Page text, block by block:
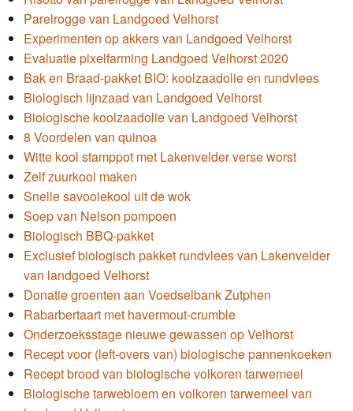
Parelrogge van Landgoed Velhorst
Experimenten op akkers van Landgoed Velhorst
Evaluatie pixelfarming Landgoed Velhorst 2020
Bak en Braad-pakket BIO: koolzaadolie en rundvlees
Biologisch lijnzaad van Landgoed Velhorst
Biologische koolzaadolie van Landgoed Velhorst
8 Voordelen van quinoa
Witte kool stamppot met Lakenvelder verse worst
Zelf zuurkool maken
Snelle savooiekool uit de wok
Soep van Nelson pompoen
Biologisch BBQ-pakket
Exclusief biologisch pakket rundvlees van Lakenvelder
van landgoed Velhorst
Donatie groenten aan Voedselbank Zutphen
Rabarbertaart met havermout-crumble
Onderzoeksstage nieuwe gewassen op Velhorst
Recept voor (left-overs van) biologische pannenkoeken
Recept brood van biologische volkoren tarwemeel
Biologische tarwebloem en volkoren tarwemeel van